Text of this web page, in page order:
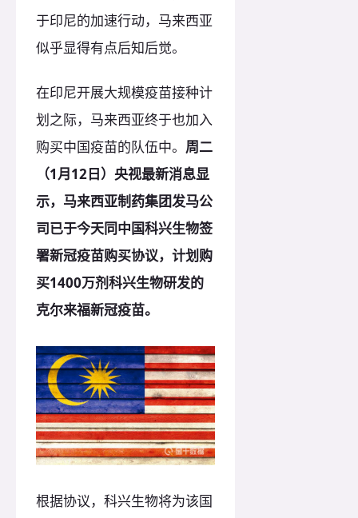
于印尼的加速行动，马来西亚
似乎显得有点后知后觉。
在印尼开展大规模疫苗接种计
划之际，马来西亚终于也加入
购买中国疫苗的队伍中。 周二
（1月12日）央视最新消息显
示，马来西亚制药集团发马公
司已于今天同中国科兴生物签
署新冠疫苗购买协议，计划购
买1400万剂科兴生物研发的
克尔来福新冠疫苗。
根据协议，科兴生物将为该国